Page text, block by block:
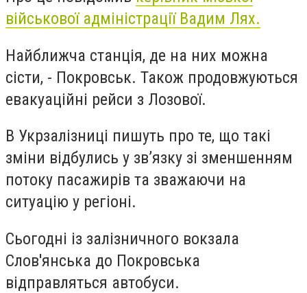
військової адміністрації Вадим Лях.
Найближча станція, де на них можна
сісти, - Покровськ. Також продовжуються
евакуаційні рейси з Лозової.
В Укрзалізниці пишуть про те, що такі
зміни відбулись у зв’язку зі зменшенням
потоку пасажирів та зважаючи на
ситуацію у регіоні.
Сьогодні із залізничного вокзала
Слов'янська до Покровська
відправляться автобуси.